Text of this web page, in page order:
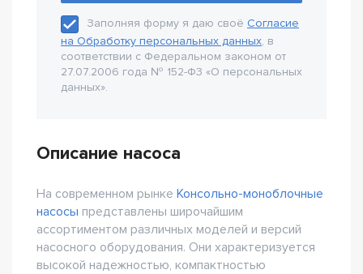
Заполняя форму я даю своё Согласие
на Обработку персональных данных, в
соответствии с Федеральном законом от
27.07.2006 года № 152-Ф3 «О персональных
данных».
Описание насоса
На современном рынке Консольно-моноблочные
насосы представлены широчайшим
ассортиментом различных моделей и версий
насосного оборудования. Они характеризуется
высокой надежностью, компактностью